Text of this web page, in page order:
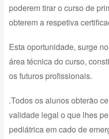
poderem tirar o curso de
obterem a respetiva
Esta oportunidade, surge
área técnica do curso,
os futuros profissionais.
.Todos os alunos obterão
validade legal o que lhes
pediátrica em cado de